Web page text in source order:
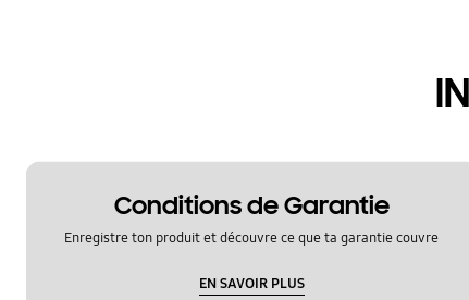
Conditions de Garantie
Enregistre ton produit et découvre ce que ta garantie couvre
EN SAVOIR PLUS